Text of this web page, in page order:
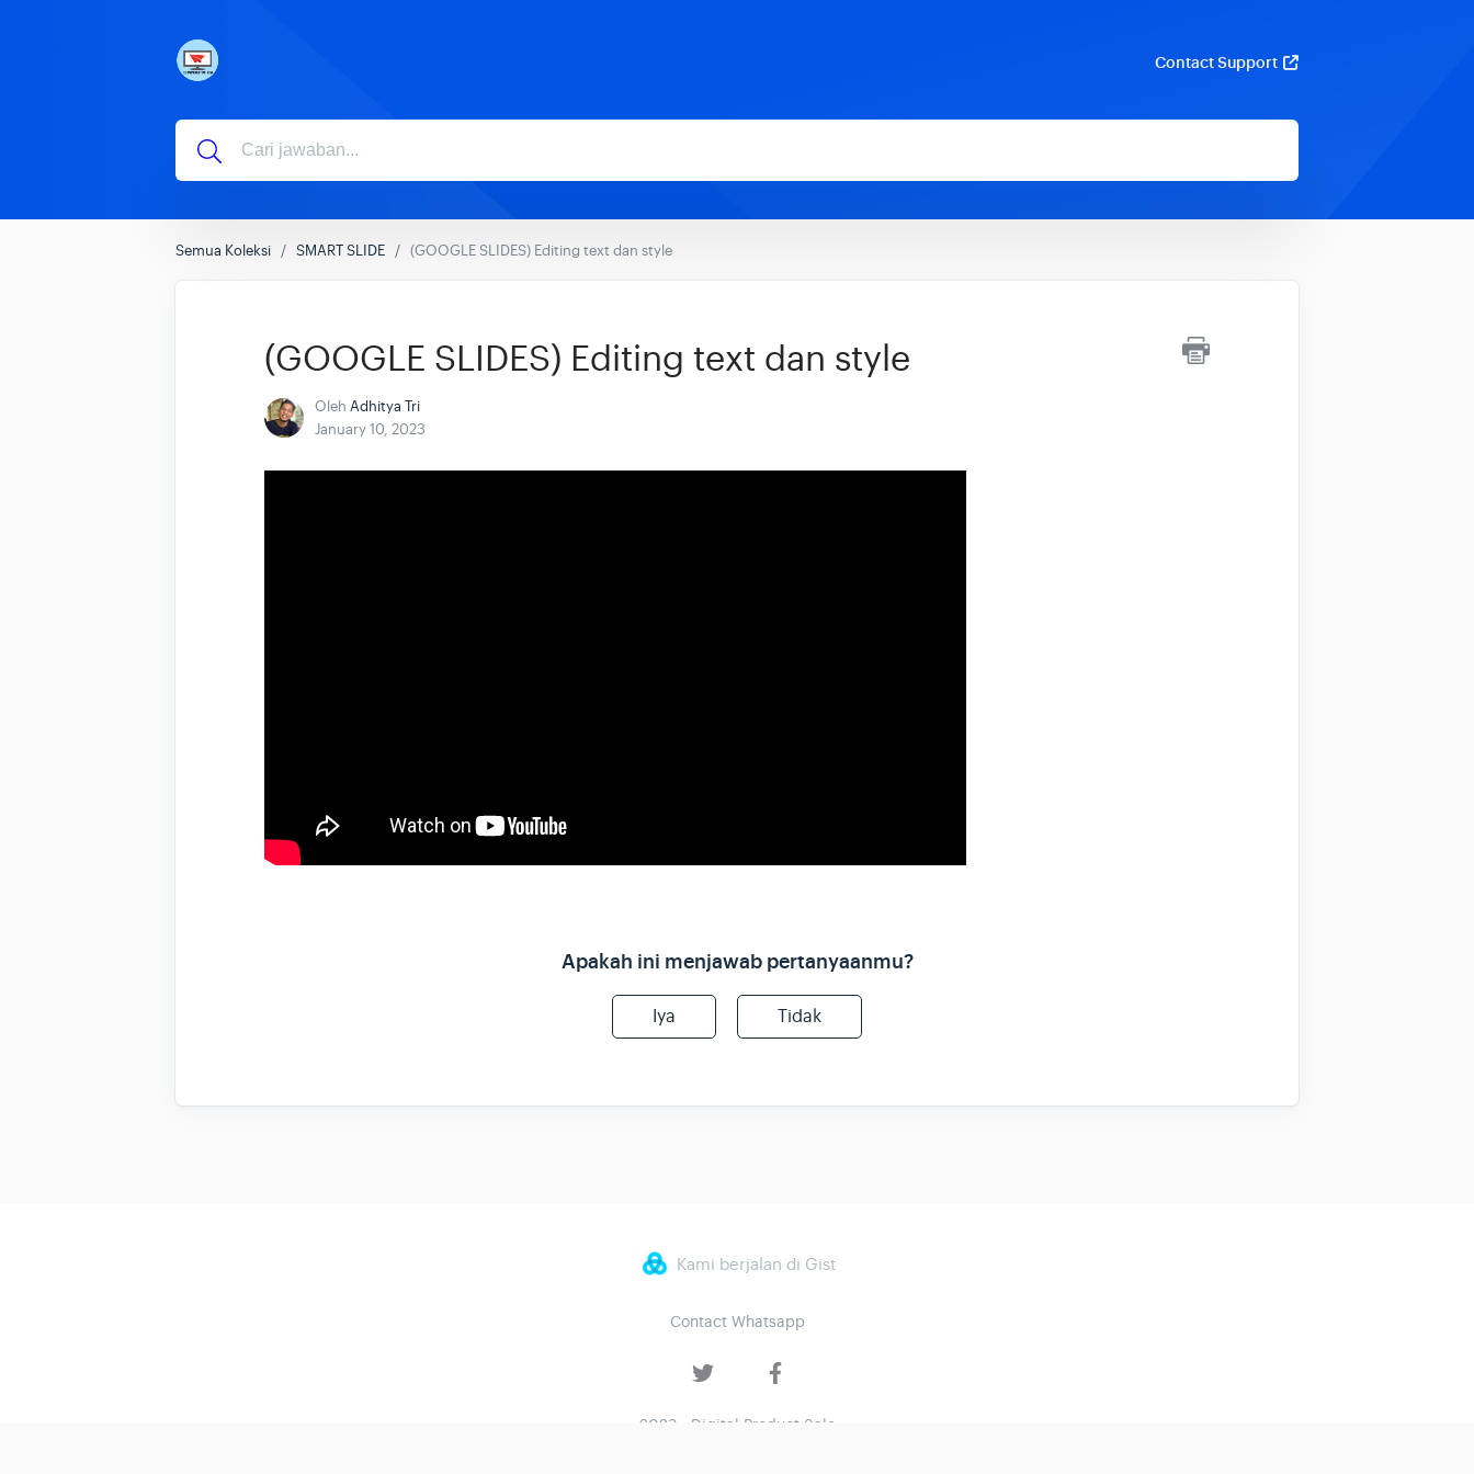
Contact Support
Semua Koleksi SMART SLIDE (GOOGLE SLIDES) Editing text dan style
(GOOGLE SLIDES) Editing text dan style
Oleh Adhitya Tri
January 10, 2023
Apakah ini menjawab pertanyaanmu?
Iya Tidak
Kami berjalan di Gist
Contact Whatsapp
2023 - Digital Product Sale